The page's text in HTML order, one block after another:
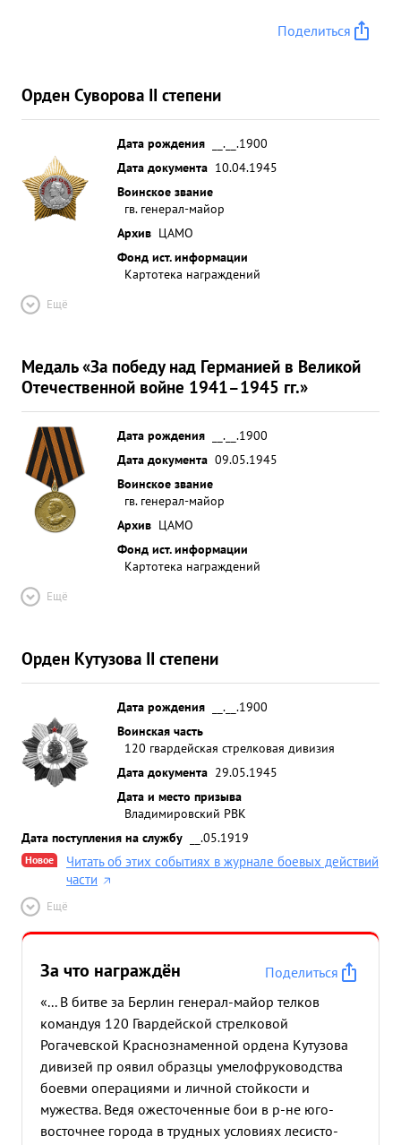
Поделиться
Орден Суворова II степени
Дата рождения
__.__.1900
Дата документа 10.04.1945
Воинское звание
гв. генерал-майор
Архив ЦАМО
Фонд ист. информации
Картотека награждений
Ещё
Медаль «За победу над Германией в Великой
Отечественной войне 1941–1945 гг.»
Дата рождения
__.__.1900
Дата документа 09.05.1945
Воинское звание
гв. генерал-майор
Архив ЦАМО
Фонд ист. информации
Картотека награждений
Ещё
Орден Кутузова II степени
Дата рождения
__.__.1900
Воинская часть
120 гвардейская стрелковая дивизия
Дата документа 29.05.1945
Дата и место призыва
Владимировский РВК
Дата поступления на службу
__.05.1919
Новое
Читать об этих событиях в журнале боевых действий
части
Ещё
За что награждён
Поделиться
«... В битве за Берлин генерал-майор телков
командуя 120 Гвардейской стрелковой
Рогачевской Краснознаменной ордена Кутузова
дивизей пр оявил образцы умелофруководства
боевми операциями и личной стойкости и
мужества. Ведя ожесточенные бои в р-не юго-
восточнее города в трудных условиях лесисто-